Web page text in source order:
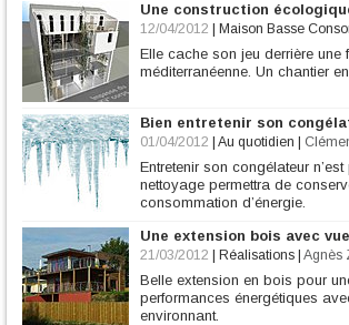
Une construction
12/04/2012 Maison Basse
Elle cache son jeu derrière
méditerranéenne. Un chantier
Bien entretenir son
01/04/2012 Au quotidien
Entretenir son congélateur
nettoyage permettra de
consommation d’énergie.
Une extension bois avec
21/03/2012 Réalisations Agnès
Belle extension en bois pour
performances énergétiques
environnant.